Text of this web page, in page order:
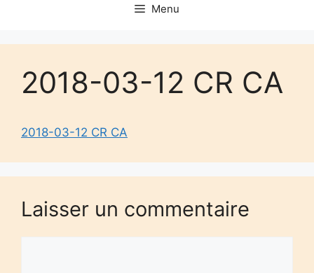
Menu
2018-03-12 CR CA
2018-03-12 CR CA
Laisser un commentaire